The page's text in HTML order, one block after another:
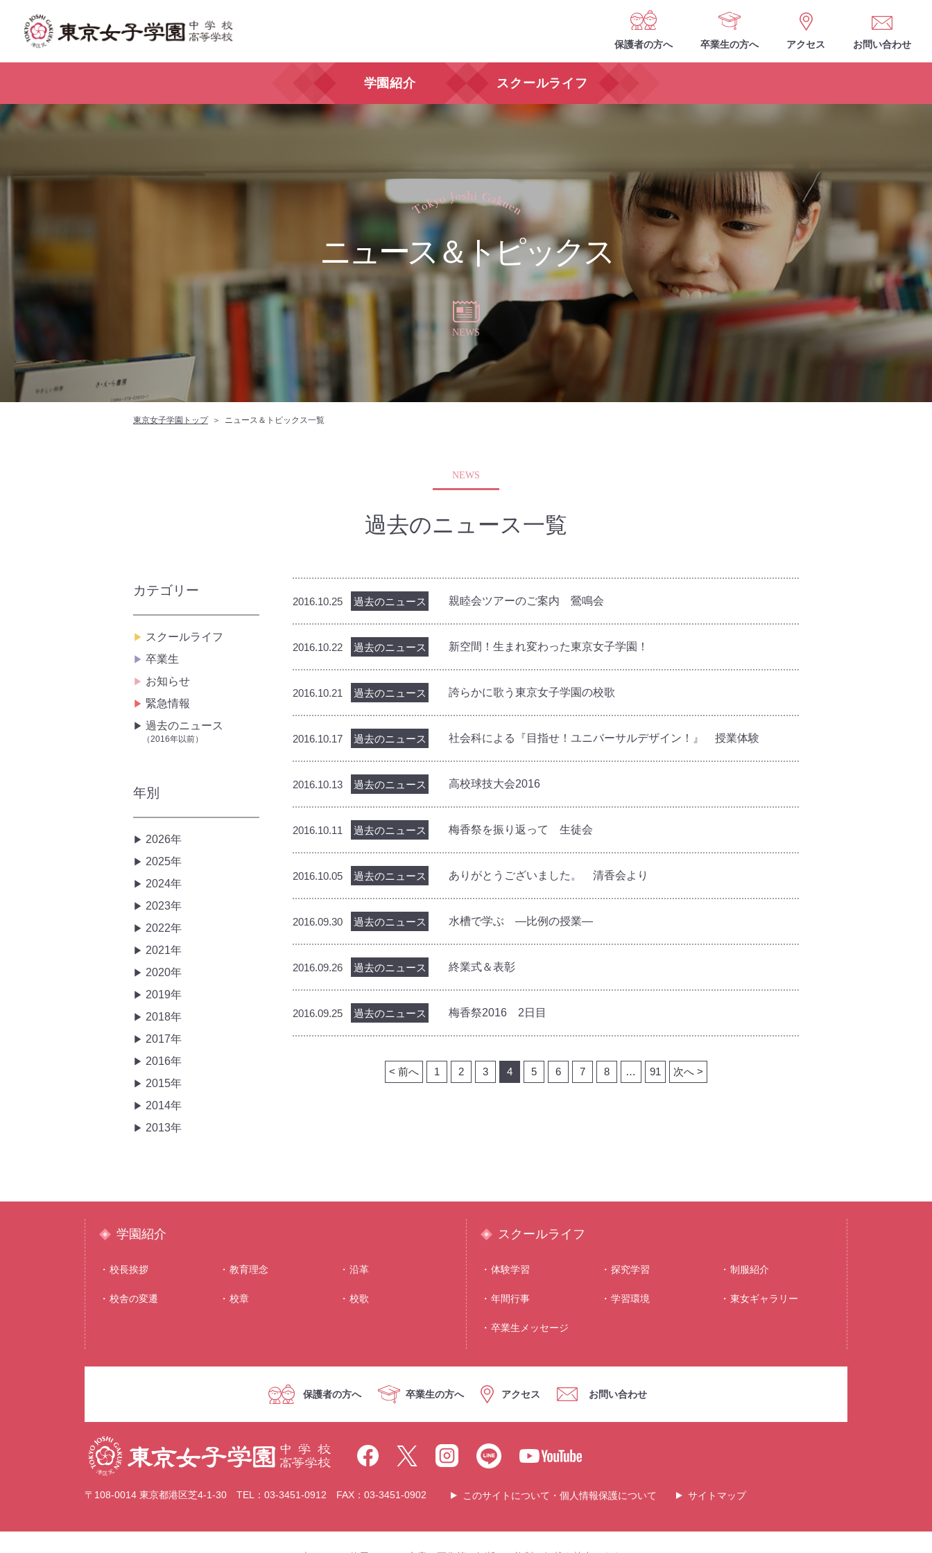
保護者の方へ 卒業生の方へ アクセス お問い合わせ
学園紹介 スクールライフ
ニュース＆トピックス
NEWS
東京女子学園トップ ニュース＆トピックス一覧
NEWS
過去のニュース一覧
2016.10.25 過去のニュース 親睦会ツアーのご案内 鶯鳴会
2016.10.22 過去のニュース 新空間！生まれ変わった東京女子学園！
2016.10.21 過去のニュース 誇らかに歌う東京女子学園の校歌
2016.10.17 過去のニュース 社会科による『目指せ！ユニバーサルデザイン！』 授業体験
2016.10.13 過去のニュース 高校球技大会2016
2016.10.11 過去のニュース 梅香祭を振り返って 生徒会
2016.10.05 過去のニュース ありがとうございました。 清香会より
2016.09.30 過去のニュース 水槽で学ぶ ―比例の授業―
2016.09.26 過去のニュース 終業式＆表彰
2016.09.25 過去のニュース 梅香祭2016 2日目
< 前へ 1 2 3 4 5 6 7 8 … 91 次へ >
カテゴリー
スクールライフ
卒業生
お知らせ
緊急情報
過去のニュース
（2016年以前）
年別
2026年
2025年
2024年
2023年
2022年
2021年
2020年
2019年
2018年
2017年
2016年
2015年
2014年
2013年
学園紹介
校⻑挨拶 教育理念 沿⾰
校舎の変遷 校章 校歌
スクールライフ
体験学習 探究学習 制服紹介
年間⾏事 学習環境 東⼥ギャラリー
卒業生メッセージ
保護者の方へ 卒業生の方へ アクセス お問い合わせ
〒108-0014 東京都港区芝4-1-30 TEL：03-3451-0912 FAX：03-3451-0902 このサイトについて・個人情報保護について サイトマップ